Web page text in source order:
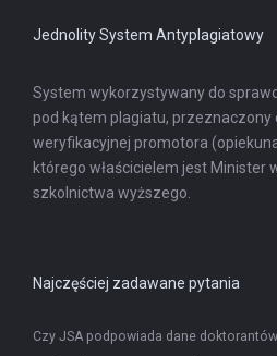
Jednolity System Antyplagiatowy
System wykorzystywany do
pod kątem plagiatu, przeznaczony
weryfikacyjnej promotora
którego właścicielem jest Minister
szkolnictwa wyższego.
Najczęściej zadawane pytania
Czy JSA podpowiada dane